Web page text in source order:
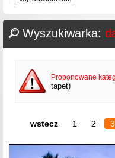
Wyszukiwarka:
Proponowane
tapet)
wstecz 1 2 3